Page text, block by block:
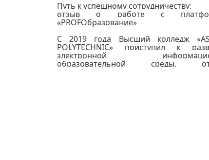
Путь к успешному сотрудничеству:
отзыв о работе с
«PROFОбразование»
C 2019 года Высший колледж
POLYTECHNIC» приступил к
электронной
образовательной среды,